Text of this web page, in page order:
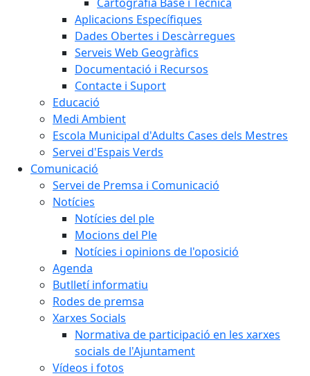
Aplicacions Específiques
Dades Obertes i Descàrregues
Serveis Web Geogràfics
Documentació i Recursos
Contacte i Suport
Educació
Medi Ambient
Escola Municipal d'Adults Cases dels Mestres
Servei d'Espais Verds
Comunicació
Servei de Premsa i Comunicació
Notícies
Notícies del ple
Mocions del Ple
Notícies i opinions de l'oposició
Agenda
Butlletí informatiu
Rodes de premsa
Xarxes Socials
Normativa de participació en les xarxes
socials de l'Ajuntament
Vídeos i fotos